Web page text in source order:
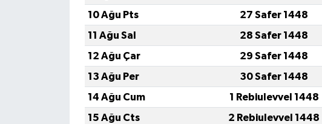
10 Ağu Pts
27 Safer 1448
11 Ağu Sal
28 Safer 1448
12 Ağu Çar
29 Safer 1448
13 Ağu Per
30 Safer 1448
14 Ağu Cum
1 Rebiulevvel 1448
15 Ağu Cts
2 Rebiulevvel 1448